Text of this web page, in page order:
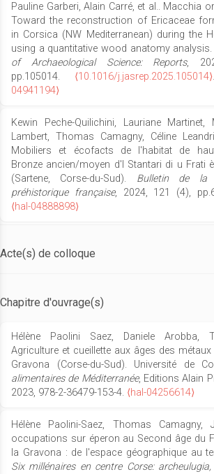
Pauline Garberi, Alain Carré, et al.. Macchia
Toward the reconstruction of Ericaceae
in Corsica (NW Mediterranean) during the
using a quantitative wood anatomy analysis.
of Archaeological Science: Reports,
pp.105014. ⟨10.1016/j.jasrep.2025.105014⟩
04941194⟩
Kewin Peche-Quilichini, Lauriane Martinet,
Lambert, Thomas Camagny, Céline
Mobiliers et écofacts de l'habitat de
Bronze ancien/moyen d'I Stantari di u Frati
(Sartene, Corse-du-Sud). Bulletin de la
préhistorique française, 2024, 121 (4),
⟨hal-04888898⟩
Acte(s) de colloque
Chapitre d'ouvrage(s)
Hélène Paolini Saez, Daniele Arobba,
Agriculture et cueillette aux âges des
Gravona (Corse-du-Sud). Université de
alimentaires de Méditerranée, Editions Alain
2023, 978-2-36479-153-4. ⟨hal-04256614⟩
Hélène Paolini-Saez, Thomas Camagny,
occupations sur éperon au Second âge du
la Gravona : de l'espace géographique au
Six millénaires en centre Corse: